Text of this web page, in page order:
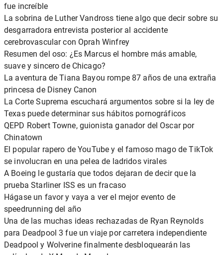
fue increíble
La sobrina de Luther Vandross tiene algo que decir sobre su
desgarradora entrevista posterior al accidente
cerebrovascular con Oprah Winfrey
Resumen del oso: ¿Es Marcus el hombre más amable,
suave y sincero de Chicago?
La aventura de Tiana Bayou rompe 87 años de una extraña
princesa de Disney Canon
La Corte Suprema escuchará argumentos sobre si la ley de
Texas puede determinar sus hábitos pornográficos
QEPD Robert Towne, guionista ganador del Oscar por
Chinatown
El popular rapero de YouTube y el famoso mago de TikTok
se involucran en una pelea de ladridos virales
A Boeing le gustaría que todos dejaran de decir que la
prueba Starliner ISS es un fracaso
Hágase un favor y vaya a ver el mejor evento de
speedrunning del año
Una de las muchas ideas rechazadas de Ryan Reynolds
para Deadpool 3 fue un viaje por carretera independiente
Deadpool y Wolverine finalmente desbloquearán las